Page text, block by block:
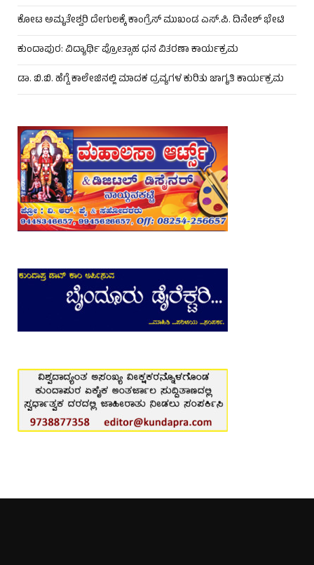
ಕೋಟ ಅಮೃತೇಶ್ವರಿ ದೇಗುಲಕ್ಕೆ ಕಾಂಗ್ರೆಸ್ ಮುಖಂಡ ಎಸ್.ಪಿ. ದಿನೇಶ್ ಭೇಟಿ
ಕುಂದಾಪುರ: ವಿದ್ಯಾರ್ಥಿ ಪ್ರೋತ್ಸಾಹ ಧನ ವಿತರಣಾ ಕಾರ್ಯಕ್ರಮ
ಡಾ. ಬಿ.ಬಿ. ಹೆಗ್ಡೆ ಕಾಲೇಜಿನಲ್ಲಿ ಮಾದಕ ದ್ರವ್ಯಗಳ ಕುರಿತು ಜಾಗೃತಿ ಕಾರ್ಯಕ್ರಮ